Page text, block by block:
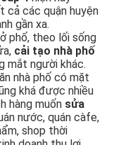
cả các quận huyện
gần xa.
phố, theo lối sống
cải tạo nhà phố
mắt người khác.
nhà phố có mặt
khá được nhiều
hàng muốn sửa
nước, quán càfe,
shop thời